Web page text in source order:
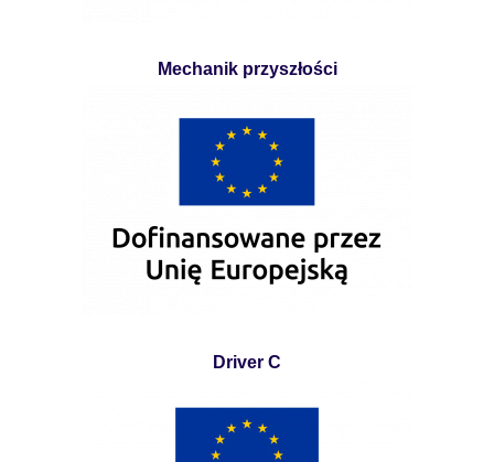
Mechanik przyszłości
Driver C